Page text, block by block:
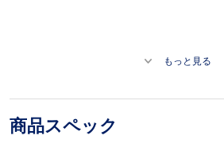
もっと見る
商品スペック